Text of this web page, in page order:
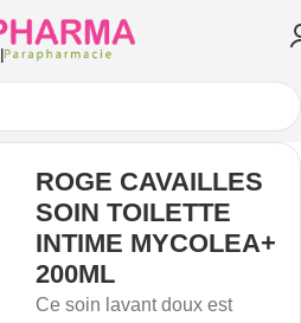
ROGE CAVAILLES
SOIN TOILETTE
INTIME MYCOLEA+
200ML
Ce soin lavant doux est